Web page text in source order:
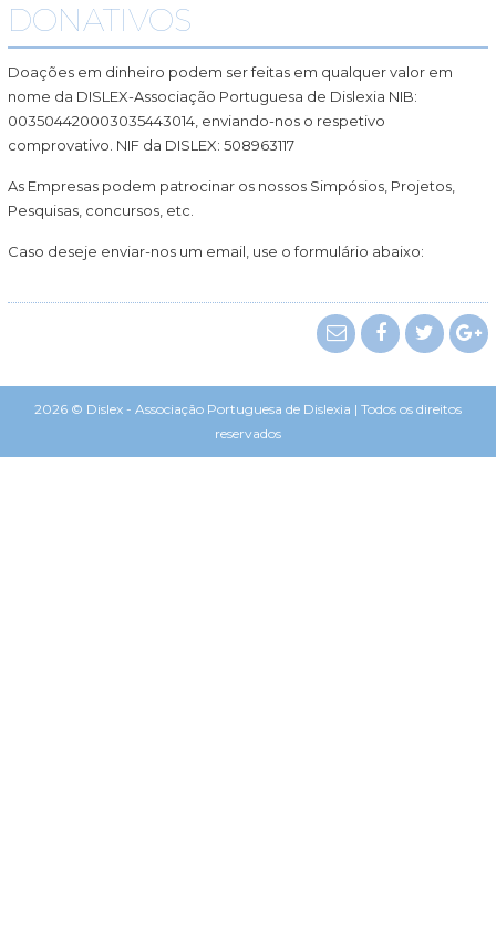
DONATIVOS
Doações em dinheiro podem ser feitas em qualquer valor em
nome da DISLEX-Associação Portuguesa de Dislexia NIB:
003504420003035443014, enviando-nos o respetivo
comprovativo. NIF da DISLEX: 508963117
As Empresas podem patrocinar os nossos Simpósios, Projetos,
Pesquisas, concursos, etc.
Caso deseje enviar-nos um email, use o formulário abaixo:
2026 © Dislex - Associação Portuguesa de Dislexia | Todos os direitos
reservados